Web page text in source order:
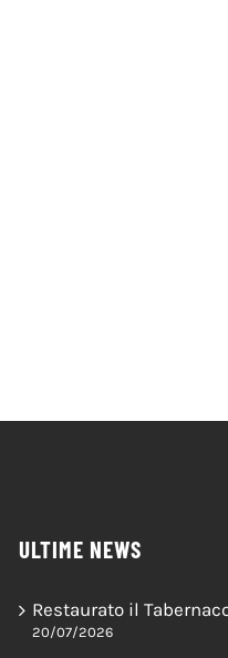
ULTIME NEWS
Restaurato il
20/07/2026